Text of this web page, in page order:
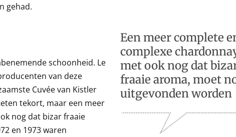
gehad.
schoonheid. Le
van deze
Cuvée van Kistler
tekort, maar een meer
nog dat bizar fraaie
en 1973 waren
Een meer complete
complexe
met ook nog dat
fraaie aroma, moet
uitgevonden worden